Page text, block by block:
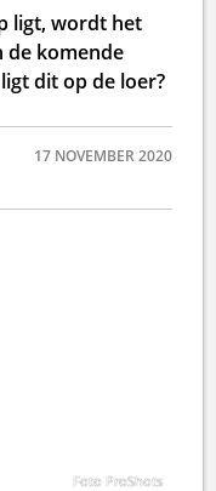
ligt, wordt het
de komende
dit op de loer?
17 NOVEMBER 2020
Foto ProShots